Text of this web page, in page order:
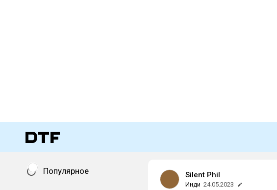
Популярное Silent Phil
Инди 24.05.2023